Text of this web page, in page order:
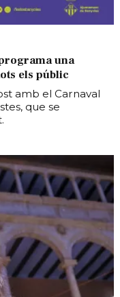
una
els públic
amb el Carnaval
que se